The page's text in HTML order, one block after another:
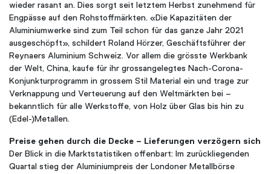
wieder rasant an. Dies sorgt seit letztem Herbst zunehmend für
Engpässe auf den Rohstoffmärkten. «Die Kapazitäten der
Aluminiumwerke sind zum Teil schon für das ganze Jahr 2021
ausgeschöpft», schildert Roland Hörzer, Geschäftsführer der
Reynaers Aluminium Schweiz. Vor allem die grösste Werkbank
der Welt, China, kaufe für ihr grossangelegtes Nach-Corona-
Konjunkturprogramm in grossem Stil Material ein und trage zur
Verknappung und Verteuerung auf den Weltmärkten bei –
bekanntlich für alle Werkstoffe, von Holz über Glas bis hin zu
(Edel-)Metallen.
Preise gehen durch die Decke – Lieferungen verzögern sich
Der Blick in die Marktstatistiken offenbart: Im zurückliegenden
Quartal stieg der Aluminiumpreis der Londoner Metallbörse